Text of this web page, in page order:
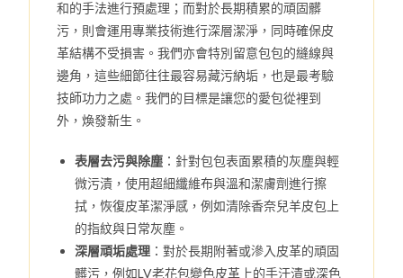
和的手法進行預處理；而對於長期積累的頑固髒
污，則會運用專業技術進行深層潔淨，同時確保皮
革結構不受損害。我們亦會特別留意包包的縫線與
邊角，這些細節往往最容易藏污納垢，也是最考驗
技師功力之處。我們的目標是讓您的愛包從裡到
外，煥發新生。
表層去污與除塵 ：針對包包表面累積的灰塵與輕
微污漬，使用超細纖維布與溫和潔膚劑進行擦
拭，恢復皮革潔淨感，例如清除香奈兒羊皮包上
的指紋與日常灰塵。
深層頑垢處理 ：對於長期附著或滲入皮革的頑固
髒污，例如LV老花包變色皮革上的手汗漬或深色